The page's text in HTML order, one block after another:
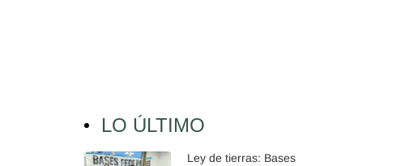
LO ÚLTIMO
Ley de tierras: Bases